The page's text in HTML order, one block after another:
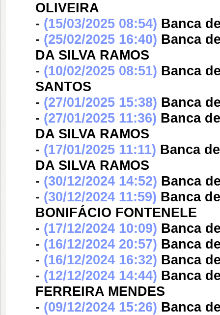
OLIVEIRA
- (15/03/2025 08:54) Banca
- (25/02/2025 16:40) Banca
DA SILVA RAMOS
- (10/02/2025 08:51) Banca
SANTOS
- (27/01/2025 15:38) Banca
- (27/01/2025 11:36) Banca
DA SILVA RAMOS
- (17/01/2025 11:11) Banca
DA SILVA RAMOS
- (30/12/2024 14:52) Banca
- (30/12/2024 11:59) Banca
BONIFÁCIO FONTENELE
- (17/12/2024 10:09) Banca
- (16/12/2024 20:57) Banca
- (16/12/2024 16:32) Banca
- (12/12/2024 14:44) Banca
FERREIRA MENDES
- (09/12/2024 15:26) Banca